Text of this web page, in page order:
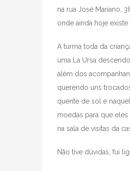
na rua José Mariano,
onde ainda hoje
A turma toda da
uma La Ursa
além dos
querendo uns
quente de sol e
moedas para que
na sala de visitas da
Não tive dúvidas, fui